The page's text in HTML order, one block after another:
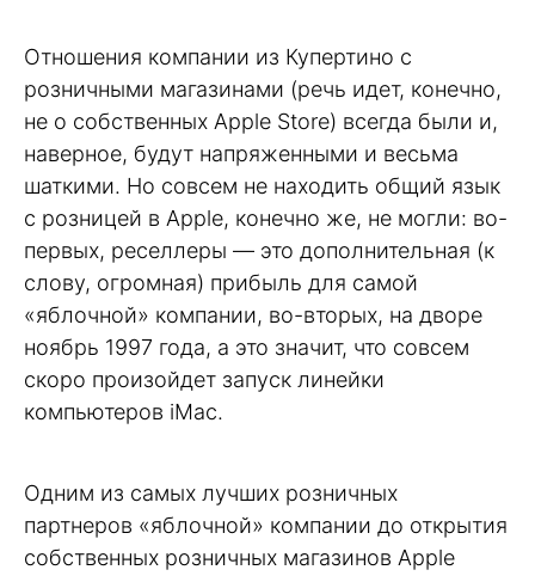
Отношения компании из Купертино с
розничными магазинами (речь идет, конечно,
не о собственных Apple Store) всегда были и,
наверное, будут напряженными и весьма
шаткими. Но совсем не находить общий язык
с розницей в Apple, конечно же, не могли: во-
первых, реселлеры — это дополнительная (к
слову, огромная) прибыль для самой
«яблочной» компании, во-вторых, на дворе
ноябрь 1997 года, а это значит, что совсем
скоро произойдет запуск линейки
компьютеров iMac.
Одним из самых лучших розничных
партнеров «яблочной» компании до открытия
собственных розничных магазинов Apple